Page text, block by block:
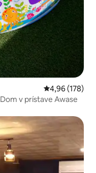
Priemerné
4,96 (178)
v prístave Awase